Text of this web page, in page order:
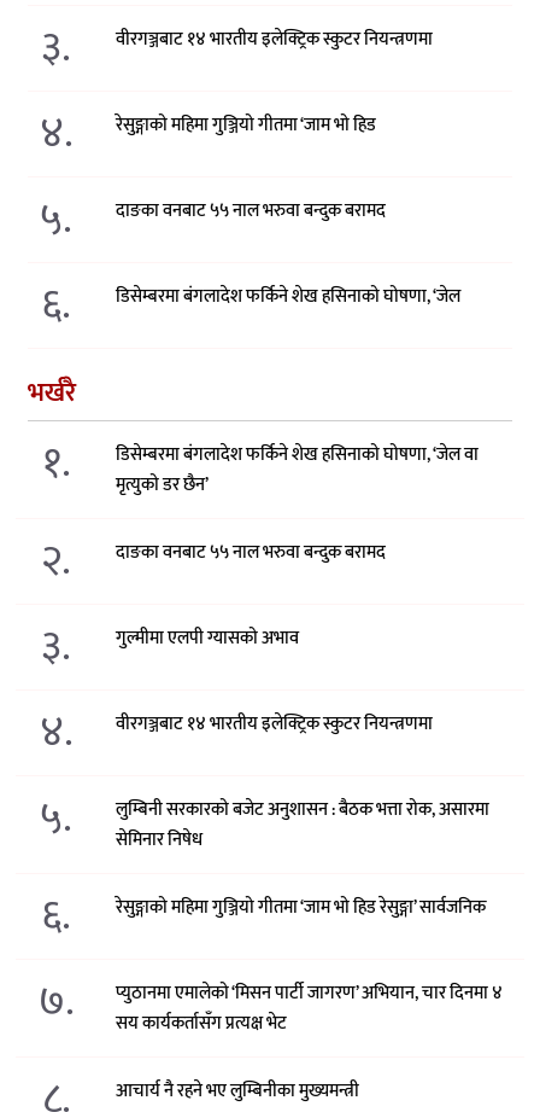
३. वीरगञ्जबाट १४ भारतीय इलेक्ट्रिक स्कुटर नियन्त्रणमा
४. रेसुङ्गाको महिमा गुञ्जियो गीतमा ‘जाम भो हिड
५. दाङका वनबाट ५५ नाल भरुवा बन्दुक बरामद
६. डिसेम्बरमा बंगलादेश फर्किने शेख हसिनाको घोषणा, ‘जेल
भर्खरै
१.
डिसेम्बरमा बंगलादेश फर्किने शेख हसिनाको घोषणा, ‘जेल वा
मृत्युको डर छैन’
२. दाङका वनबाट ५५ नाल भरुवा बन्दुक बरामद
३. गुल्मीमा एलपी ग्यासको अभाव
४. वीरगञ्जबाट १४ भारतीय इलेक्ट्रिक स्कुटर नियन्त्रणमा
५.
लुम्बिनी सरकारको बजेट अनुशासन : बैठक भत्ता रोक, असारमा
सेमिनार निषेध
६. रेसुङ्गाको महिमा गुञ्जियो गीतमा ‘जाम भो हिड रेसुङ्गा’ सार्वजनिक
७.
प्युठानमा एमालेको ‘मिसन पार्टी जागरण’ अभियान, चार दिनमा ४
सय कार्यकर्तासँग प्रत्यक्ष भेट
आचार्य नै रहने भए लुम्बिनीका मुख्यमन्त्री